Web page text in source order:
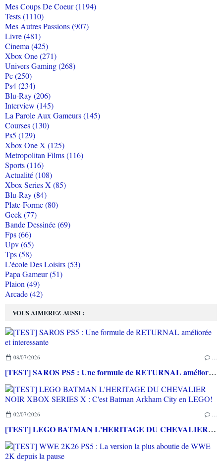
VOUS AIMEREZ AUSSI :
08/07/2026
[TEST] SAROS PS5 : Une formule de RETURNAL améliorée et interessante
02/07/2026
[TEST] LEGO BATMAN L'HERITAGE DU CHEVALIER NOIR XBOX SERIES X : C'est Batman Arkham City en LEGO!
Mes Coups De Coeur (1194)
Tests (1110)
Mes Autres Passions (907)
Livre (481)
Cinema (425)
Xbox One (271)
Univers Gaming (268)
Pc (250)
Ps4 (234)
Blu-Ray (206)
Interview (145)
La Parole Aux Gameurs (145)
Courses (130)
Ps5 (129)
Xbox One X (125)
Metropolitan Films (116)
Sports (116)
Actualité (108)
Xbox Series X (85)
Blu-Ray (84)
Plate-Forme (80)
Geek (77)
Bande Dessinée (69)
Fps (66)
Upv (65)
Tps (58)
L'école Des Loisirs (53)
Papa Gameur (51)
Plaion (49)
Arcade (42)